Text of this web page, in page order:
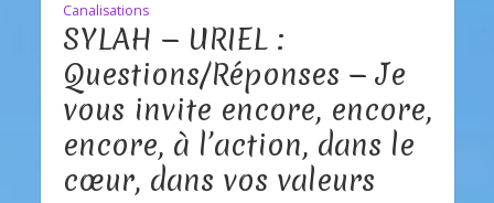
Canalisations
SYLAH — URIEL :
Questions/Réponses — Je
vous invite encore, encore,
encore, à l’action, dans le
cœur, dans vos valeurs